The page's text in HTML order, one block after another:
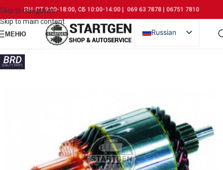
Skip to navigation
Skip to main content
ПН-ПТ 9:00-18:00, СБ 10:00-14:00 | 069 63 7878 | 06751 7810
МЕНЮ
Russian
Romanian